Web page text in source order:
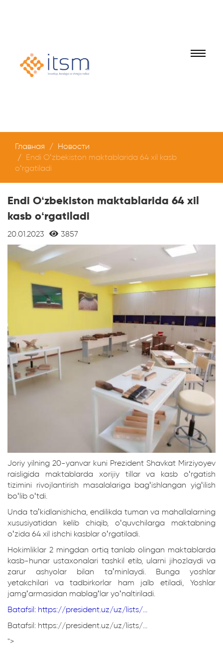
Главная
Новости
Endi Oʻzbekiston maktablarida 64 xil kasb
oʻrgatiladi
Endi Oʻzbekiston maktablarida 64 xil
kasb oʻrgatiladi
20.01.2023 3857
Joriy yilning 20-yanvar kuni Prezident Shavkat Mirziyoyev
raisligida maktablarda xorijiy tillar va kasb oʻrgatish
tizimini rivojlantirish masalalariga bagʻishlangan yigʻilish
boʻlib oʻtdi.
Unda taʼkidlanishicha, endilikda tuman va mahallalarning
xususiyatidan kelib chiqib, oʻquvchilarga maktabning
oʻzida 64 xil ishchi kasblar oʻrgatiladi.
Hokimliklar 2 mingdan ortiq tanlab olingan maktablarda
kasb-hunar ustaxonalari tashkil etib, ularni jihozlaydi va
zarur ashyolar bilan taʼminlaydi. Bunga yoshlar
yetakchilari va tadbirkorlar ham jalb etiladi, Yoshlar
jamgʻarmasidan mablagʻlar yoʻnaltiriladi.
Batafsil: https://president.uz/uz/lists/...
Batafsil: https://president.uz/uz/lists/...
">